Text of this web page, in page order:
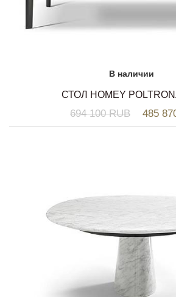
В наличии
СТОЛ HOMEY
694 100 RUB 485